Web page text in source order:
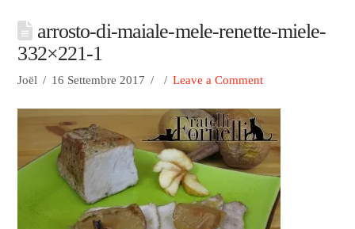
arrosto-di-maiale-mele-renette-miele-
332×221-1
Joël 16 Settembre 2017 Leave a Comment